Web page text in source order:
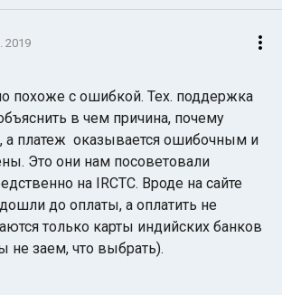
2019
похоже с ошибкой. Тех. поддержка
в чем причина, почему
а платеж оказывается ошибочным и
Это они нам посоветовали
на IRCTC. Вроде на сайте
до оплаты, а оплатить не
только карты индийских банков
не заем, что выбрать).